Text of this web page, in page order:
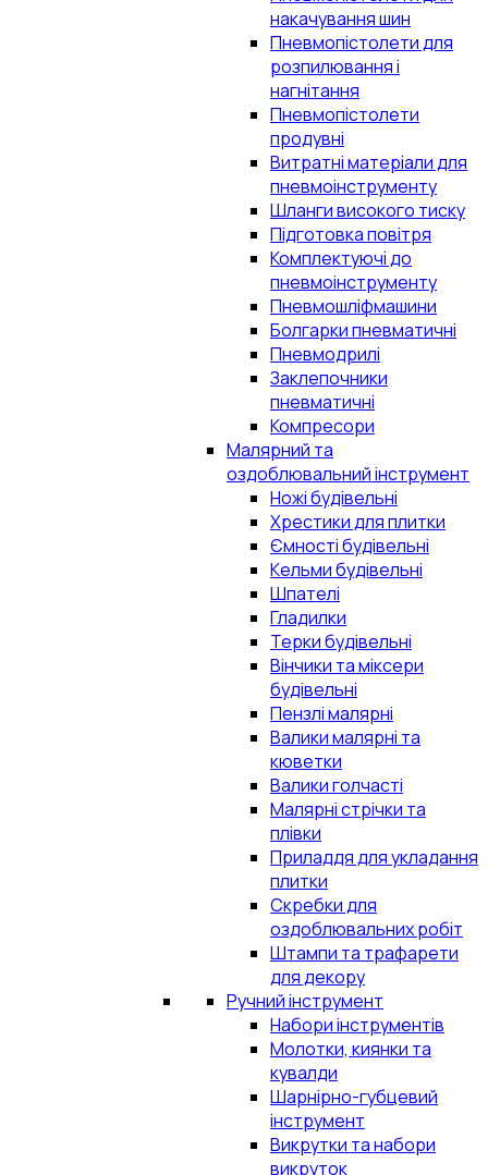
накачування шин
Пневмопістолети для
розпилювання і
нагнітання
Пневмопістолети
продувні
Витратні матеріали для
пневмоінструменту
Шланги високого тиску
Підготовка повітря
Комплектуючі до
пневмоінструменту
Пневмошліфмашини
Болгарки пневматичні
Пневмодрилі
Заклепочники
пневматичні
Компресори
Малярний та
оздоблювальний інструмент
Ножі будівельні
Хрестики для плитки
Ємності будівельні
Кельми будівельні
Шпателі
Гладилки
Терки будівельні
Вінчики та міксери
будівельні
Пензлі малярні
Валики малярні та
кюветки
Валики голчасті
Малярні стрічки та
плівки
Приладдя для укладання
плитки
Скребки для
оздоблювальних робіт
Штампи та трафарети
для декору
Ручний інструмент
Набори інструментів
Молотки, киянки та
кувалди
Шарнірно-губцевий
інструмент
Викрутки та набори
викруток